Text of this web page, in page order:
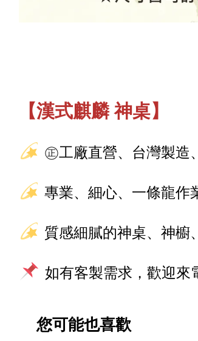
【漢式麒麟 神桌】
㊣工廠直營、台灣製造
專業、細心、一條龍作
質感細膩的神桌、神櫥
如有客製需求，歡迎來
您可能也喜歡